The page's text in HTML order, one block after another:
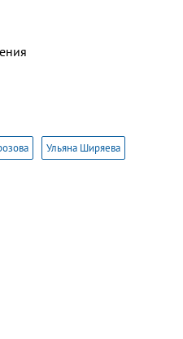
Ульяна Ширяева